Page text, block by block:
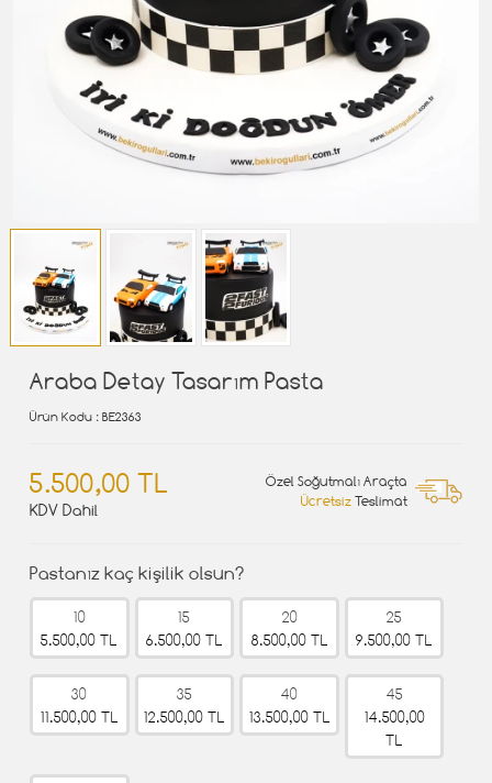
Araba Detay Tasarım Pasta
Ürün Kodu : BE2363
5.500,00 TL
KDV Dahil
Özel Soğutmalı Araçta
Ücretsiz Teslimat
Pastanız kaç kişilik olsun?
10
5.500,00 TL
15
6.500,00 TL
20
8.500,00 TL
25
9.500,00 TL
30
11.500,00 TL
35
12.500,00 TL
40
13.500,00 TL
45
14.500,00
TL